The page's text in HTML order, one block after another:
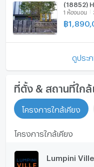
(18852)
1 ห้องนอน
฿
ดูประ
ที่ตั้ง & สถานที่ใกล้
โครงการใกล้เคียง
โครงการใกล้เคียง